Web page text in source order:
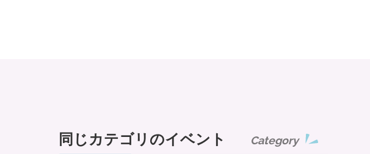
同じカテゴリのイベント Category